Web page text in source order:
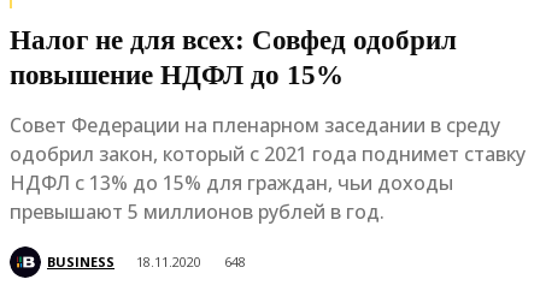
Налог не для всех: Совфед одобрил
повышение НДФЛ до 15%
Совет Федерации на пленарном заседании в среду
одобрил закон, который с 2021 года поднимет ставку
НДФЛ с 13% до 15% для граждан, чьи доходы
превышают 5 миллионов рублей в год.
BUSINESS 18.11.2020 648